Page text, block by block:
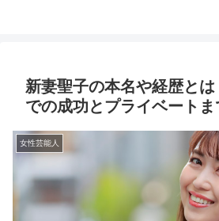
新妻聖子の本名や経歴と
での成功とプライベート
女性芸能人